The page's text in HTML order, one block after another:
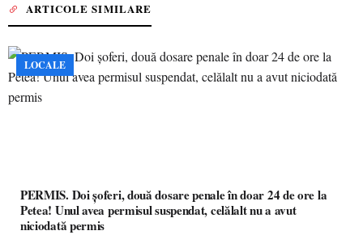
ARTICOLE SIMILARE
LOCALE
PERMIS. Doi șoferi, două dosare penale în doar 24 de ore la
Petea! Unul avea permisul suspendat, celălalt nu a avut
niciodată permis